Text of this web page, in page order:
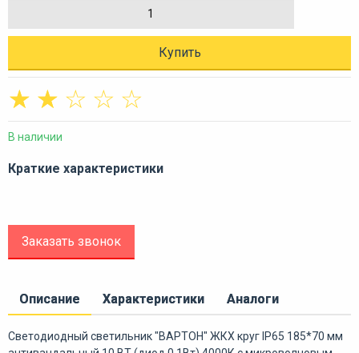
Купить
☆
☆
☆
☆
☆
В наличии
Краткие характеристики
Заказать звонок
Описание Характеристики Аналоги
Светодиодный светильник "ВАРТОН" ЖКХ круг IP65 185*70 мм